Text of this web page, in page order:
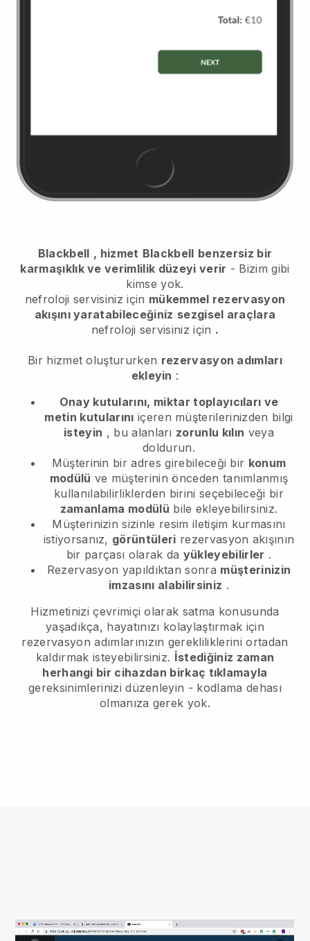
Blackbell , hizmet Blackbell benzersiz bir
karmaşıklık ve verimlilik düzeyi verir - Bizim gibi
kimse yok.
nefroloji servisiniz için mükemmel rezervasyon
akışını yaratabileceğiniz sezgisel araçlara
nefroloji servisiniz için .
Bir hizmet oluştururken rezervasyon adımları
ekleyin :
Onay kutularını, miktar toplayıcıları ve
metin kutularını içeren müşterilerinizden bilgi
isteyin , bu alanları zorunlu kılın veya
doldurun.
Müşterinin bir adres girebileceği bir konum
modülü ve müşterinin önceden tanımlanmış
kullanılabilirliklerden birini seçebileceği bir
zamanlama modülü bile ekleyebilirsiniz.
Müşterinizin sizinle resim iletişim kurmasını
istiyorsanız, görüntüleri rezervasyon akışının
bir parçası olarak da yükleyebilirler .
Rezervasyon yapıldıktan sonra müşterinizin
imzasını alabilirsiniz .
Hizmetinizi çevrimiçi olarak satma konusunda
yaşadıkça, hayatınızı kolaylaştırmak için
rezervasyon adımlarınızın gerekliliklerini ortadan
kaldırmak isteyebilirsiniz. İstediğiniz zaman
herhangi bir cihazdan birkaç tıklamayla
gereksinimlerinizi düzenleyin - kodlama dehası
olmanıza gerek yok.